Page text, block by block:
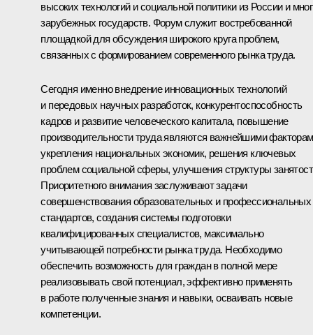
высоких технологий и социальной политики из России и
зарубежных государств. Форум служит востребованной
площадкой для обсуждения широкого круга проблем,
связанных с формированием современного рынка труда.
Сегодня именно внедрение инновационных технологий
и передовых научных разработок, конкурентоспособность
кадров и развитие человеческого капитала, повышение
производительности труда являются важнейшими
укрепления национальных экономик, решения ключевых
проблем социальной сферы, улучшения структуры
Приоритетного внимания заслуживают задачи
совершенствования образовательных и профессиональных
стандартов, создания системы подготовки
квалифицированных специалистов, максимально
учитывающей потребности рынка труда. Необходимо
обеспечить возможность для граждан в полной мере
реализовывать свой потенциал, эффективно применять
в работе полученные знания и навыки, осваивать новые
компетенции.